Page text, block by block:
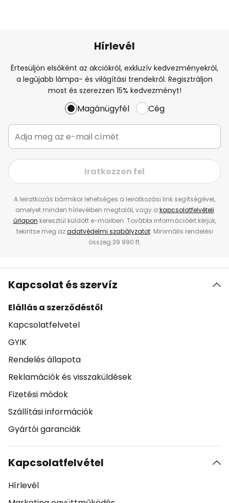
Hírlevél
Értesüljön elsőként az akciókról, exkluzív kedvezményekről,
a legújabb lámpa- és világítási trendekről. Regisztráljon
most és szerezzen 15% kedvezményt!
Magánügyfél Cég
Iratkozzon fel
A leiratkozás bármikor lehetséges a leiratkozási link segítségével,
amelyet minden hírlevélben megtalál, vagy a kapcsolatfelvételi
űrlapon keresztül küldött e-mailben. További információért kérjük,
tekintse meg azadatvédelmi szabályzatot. Minimális rendelési
összeg 39 990 ft.
Kapcsolat és szervíz
Elállás a szerződéstől
Kapcsolatfelvetel
GYIK
Rendelés állapota
Reklamációk és visszaküldések
Fizetési módok
Szállítási információk
Gyártói garanciák
Kapcsolatfelvétel
Hírlevél